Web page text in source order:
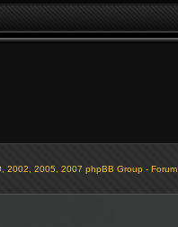
2002, 2005, 2007 phpBB Group - Forum